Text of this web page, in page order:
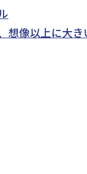
想像以上に大き